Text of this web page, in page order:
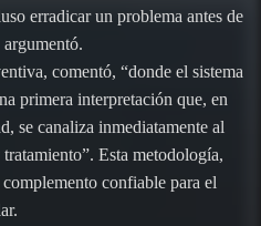
erradicar un problema antes de
comentó, “donde el sistema
primera interpretación que, en
se canaliza inmediatamente al
Esta metodología,
confiable para el